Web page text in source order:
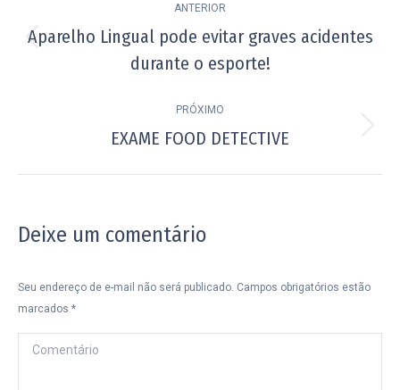
de
ANTERIOR
Post
anterior:
Aparelho Lingual pode evitar graves acidentes
durante o esporte!
PRÓXIMO
Próximo
EXAME FOOD DETECTIVE
Deixe um comentário
Seu endereço de e-mail não será publicado. Campos obrigatórios estão
marcados *
Comentário